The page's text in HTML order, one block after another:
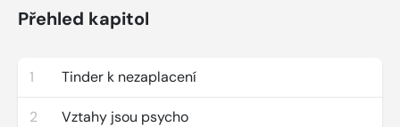
Přehled kapitol
1 Tinder k nezaplacení
2 Vztahy jsou psycho